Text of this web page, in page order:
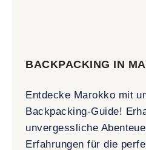
BACKPACKING IN
Entdecke Marokko mit
Backpacking-Guide!
unvergessliche
Erfahrungen für die